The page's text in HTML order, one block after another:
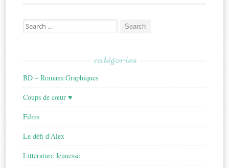
Search
for:
catégories
BD – Romans Graphiques
Coups de cœur ♥
Films
Le défi d'Alex
Littérature Jeunesse